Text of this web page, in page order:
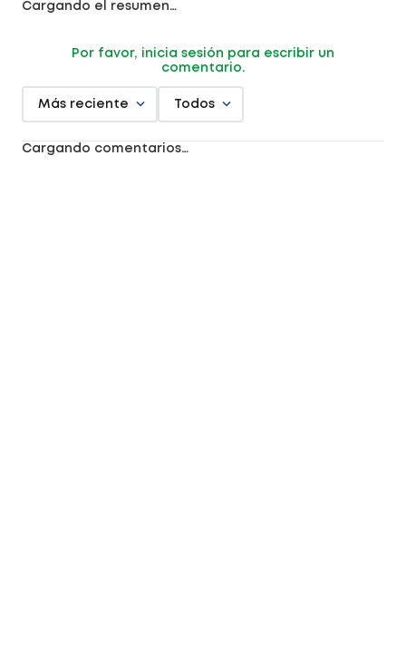
Cargando el resumen…
Por favor, inicia sesión para escribir un
comentario.
Más reciente Todos
Cargando comentarios…